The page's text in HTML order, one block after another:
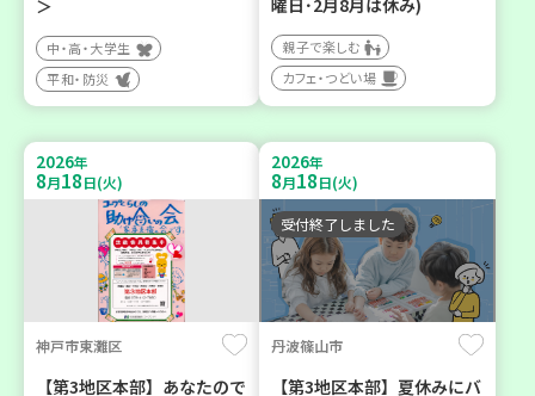
＞
中・高・大学生
平和・防災
曜日･2月8月は休み)
親子で楽しむ
カフェ・つどい場
2026年
8月18日(火)
神戸市東灘区
【第3地区本部】あなたので
2026年
8月18日(火)
受付終了しました
丹波篠山市
【第3地区本部】夏休みにバ